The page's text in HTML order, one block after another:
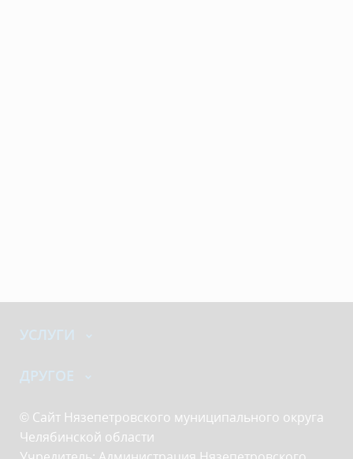
УСЛУГИ
ДРУГОЕ
© Сайт Нязепетровского муниципального округа
Челябинской области